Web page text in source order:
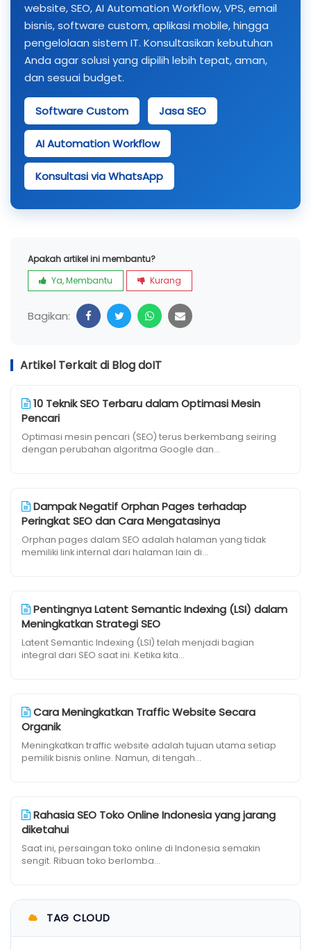
website, SEO, AI Automation Workflow, VPS, email
bisnis, software custom, aplikasi mobile, hingga
pengelolaan sistem IT. Konsultasikan kebutuhan
Anda agar solusi yang dipilih lebih tepat, aman,
dan sesuai budget.
Software Custom Jasa SEO
AI Automation Workflow
Konsultasi via WhatsApp
Apakah artikel ini membantu?
Ya, Membantu
Kurang
Bagikan:
Artikel Terkait di Blog doIT
10 Teknik SEO Terbaru dalam Optimasi Mesin
Pencari
Optimasi mesin pencari (SEO) terus berkembang seiring
dengan perubahan algoritma Google dan...
Dampak Negatif Orphan Pages terhadap
Peringkat SEO dan Cara Mengatasinya
Orphan pages dalam SEO adalah halaman yang tidak
memiliki link internal dari halaman lain di...
Pentingnya Latent Semantic Indexing (LSI) dalam
Meningkatkan Strategi SEO
Latent Semantic Indexing (LSI) telah menjadi bagian
integral dari SEO saat ini. Ketika kita...
Cara Meningkatkan Traffic Website Secara
Organik
Meningkatkan traffic website adalah tujuan utama setiap
pemilik bisnis online. Namun, di tengah...
Rahasia SEO Toko Online Indonesia yang jarang
diketahui
Saat ini, persaingan toko online di Indonesia semakin
sengit. Ribuan toko berlomba...
TAG CLOUD